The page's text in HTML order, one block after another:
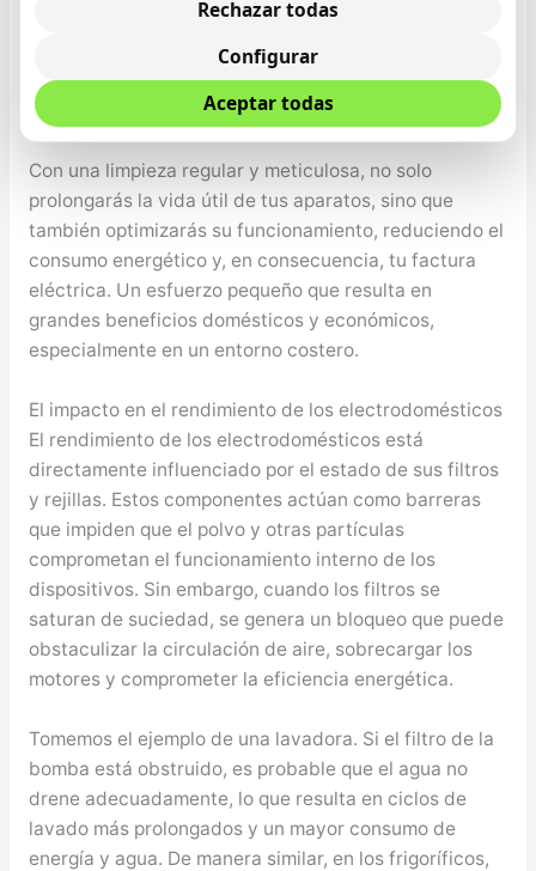
mantenimiento o necesitas ayuda profesional,
consulta con servicios locales como Malaga Services
para recibir asesoramiento experto y asegurar el
cuidado adecuado de tus electrodomésticos.
Con una limpieza regular y meticulosa, no solo
prolongarás la vida útil de tus aparatos, sino que
también optimizarás su funcionamiento, reduciendo el
consumo energético y, en consecuencia, tu factura
eléctrica. Un esfuerzo pequeño que resulta en
grandes beneficios domésticos y económicos,
especialmente en un entorno costero.
El impacto en el rendimiento de los electrodomésticos
El rendimiento de los electrodomésticos está
directamente influenciado por el estado de sus filtros
y rejillas. Estos componentes actúan como barreras
que impiden que el polvo y otras partículas
comprometan el funcionamiento interno de los
dispositivos. Sin embargo, cuando los filtros se
saturan de suciedad, se genera un bloqueo que puede
obstaculizar la circulación de aire, sobrecargar los
motores y comprometer la eficiencia energética.
Tomemos el ejemplo de una lavadora. Si el filtro de la
bomba está obstruido, es probable que el agua no
drene adecuadamente, lo que resulta en ciclos de
lavado más prolongados y un mayor consumo de
energía y agua. De manera similar, en los frigoríficos,
Rechazar todas
Configurar
Aceptar todas